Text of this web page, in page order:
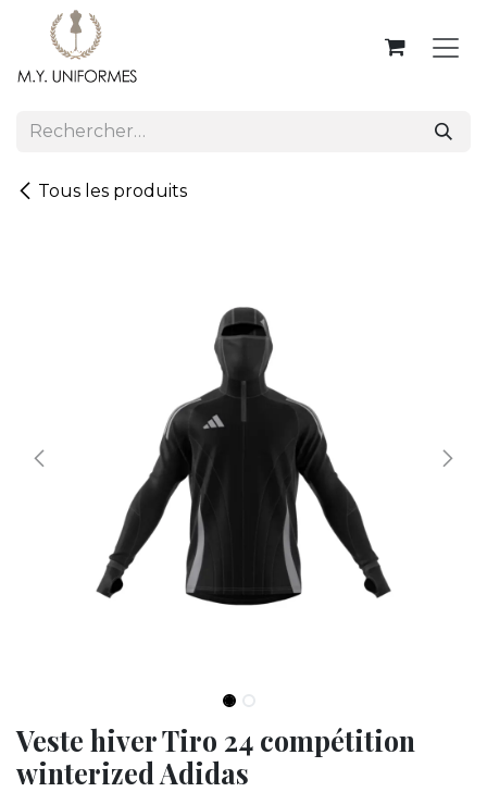
Se rendre au contenu
Tous les produits
Veste hiver Tiro 24 compétition
winterized Adidas